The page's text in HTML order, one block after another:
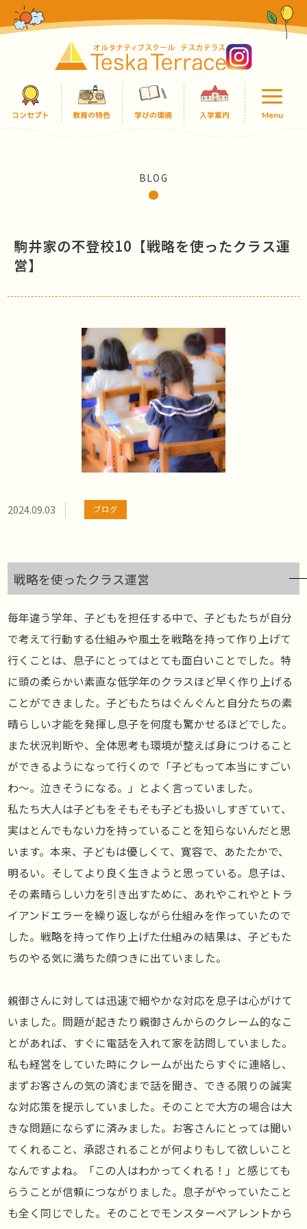
コンセプト 教育の特色 学びの環境 入学案内 Menu
駒井家の不登校10【戦略を使ったクラス運
営】
BLOG
2024.09.03 ブログ
戦略を使ったクラス運営
毎年違う学年、子どもを担任する中で、子どもたちが自分
で考えて行動する仕組みや風土を戦略を持って作り上げて
行くことは、息子にとってはとても面白いことでした。特
に頭の柔らかい素直な低学年のクラスほど早く作り上げる
ことができました。子どもたちはぐんぐんと自分たちの素
晴らしい才能を発揮し息子を何度も驚かせるほどでした。
また状況判断や、全体思考も環境が整えば身につけること
ができるようになって行くので「子どもって本当にすごい
わ〜。泣きそうになる。」とよく言っていました。
私たち大人は子どもをそもそも子ども扱いしすぎていて、
実はとんでもない力を持っていることを知らないんだと思
います。本来、子どもは優しくて、寛容で、あたたかで、
明るい。そしてより良く生きようと思っている。息子は、
その素晴らしい力を引き出すために、あれやこれやとトラ
イアンドエラーを繰り返しながら仕組みを作っていたので
した。戦略を持って作り上げた仕組みの結果は、子どもた
ちのやる気に満ちた顔つきに出ていました。
親御さんに対しては迅速で細やかな対応を息子は心がけて
いました。問題が起きたり親御さんからのクレーム的なこ
とがあれば、すぐに電話を入れて家を訪問していました。
私も経営をしていた時にクレームが出たらすぐに連絡し、
まずお客さんの気の済むまで話を聞き、できる限りの誠実
な対応策を提示していました。そのことで大方の場合は大
きな問題にならずに済みました。お客さんにとっては聞い
てくれること、承認されることが何よりもして欲しいこと
なんですよね。「この人はわかってくれる！」と感じても
らうことが信頼につながりました。息子がやっていたこと
も全く同じでした。そのことでモンスターペアレントから